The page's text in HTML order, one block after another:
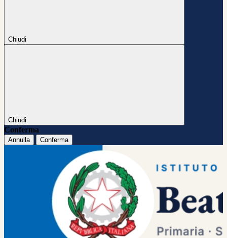
Chiudi
Chiudi
Conferma
Annulla Conferma